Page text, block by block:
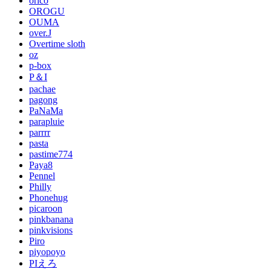
OROGU
OUMA
over.J
Overtime sloth
oz
p-box
P＆I
pachae
pagong
PaNaMa
parapluie
parrrr
pasta
pastime774
Paya8
Pennel
Philly
Phonehug
picaroon
pinkbanana
pinkvisions
Piro
piyopoyo
PIえろ